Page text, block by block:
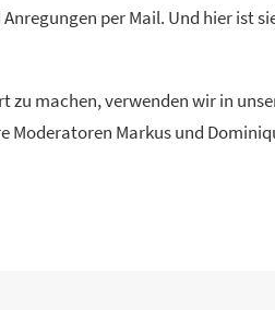
per Mail. Und hier ist
zu machen, verwenden wir in
Moderatoren Markus und